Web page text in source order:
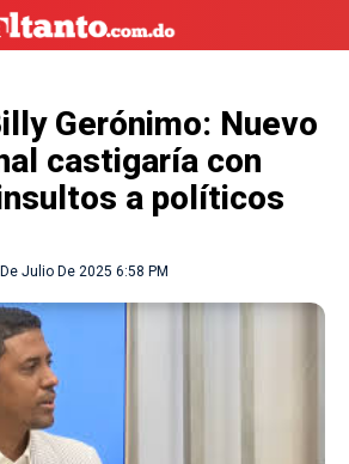
Gerónimo: Nuevo
castigaría con
a políticos
Julio De 2025 6:58 PM